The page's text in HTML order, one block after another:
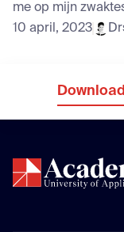
me op mijn
10 april, 2023